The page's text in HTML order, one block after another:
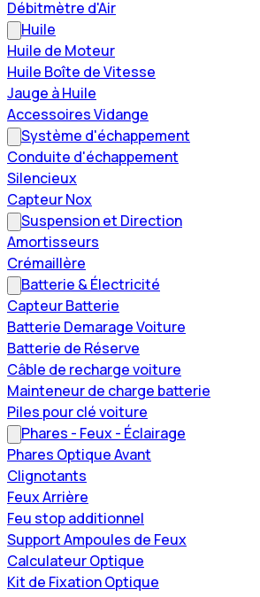
Débitmètre d'Air
Huile
Huile de Moteur
Huile Boîte de Vitesse
Jauge à Huile
Accessoires Vidange
Système d'échappement
Conduite d'échappement
Silencieux
Capteur Nox
Suspension et Direction
Amortisseurs
Crémaillère
Batterie & Électricité
Capteur Batterie
Batterie Demarage Voiture
Batterie de Réserve
Câble de recharge voiture
Mainteneur de charge batterie
Piles pour clé voiture
Phares - Feux - Éclairage
Phares Optique Avant
Clignotants
Feux Arrière
Feu stop additionnel
Support Ampoules de Feux
Calculateur Optique
Kit de Fixation Optique